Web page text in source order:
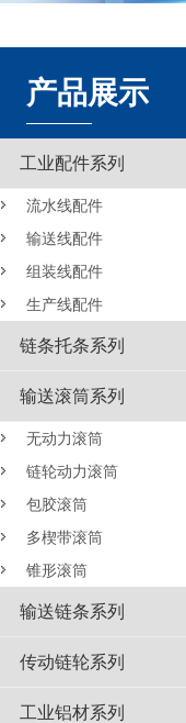
产品展示
工业配件系列
流水线配件
输送线配件
组装线配件
生产线配件
链条托条系列
输送滚筒系列
无动力滚筒
链轮动力滚筒
包胶滚筒
多楔带滚筒
锥形滚筒
输送链条系列
传动链轮系列
工业铝材系列